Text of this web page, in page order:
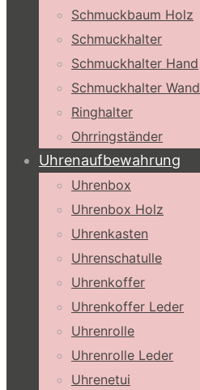
Schmuckbaum Holz
Schmuckhalter
Schmuckhalter Hand
Schmuckhalter Wand
Ringhalter
Ohrringständer
Uhrenaufbewahrung
Uhrenbox
Uhrenbox Holz
Uhrenkasten
Uhrenschatulle
Uhrenkoffer
Uhrenkoffer Leder
Uhrenrolle
Uhrenrolle Leder
Uhrenetui